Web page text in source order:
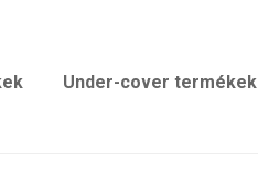
Under-cover termékek